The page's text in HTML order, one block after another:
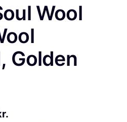
Wool
Golden